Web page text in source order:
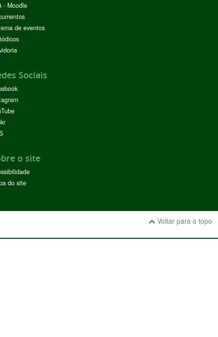
- Moodle
de eventos
Sociais
o site
do site
Voltar para o topo